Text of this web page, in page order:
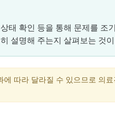
태 확인 등을 통해 문제를 조
설명해 주는지 살펴보는 것
따라 달라질 수 있으므로 의료